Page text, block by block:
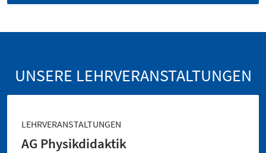
UNSERE LEHRVERANSTALTUNGEN
LEHRVERANSTALTUNGEN
AG Physikdidaktik